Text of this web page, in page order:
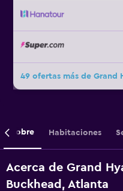
49 ofertas más de Grand
Sobre Habitaciones
Acerca de Grand
Buckhead, Atlanta